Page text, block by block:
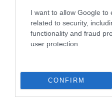
I want to allow Google to
related to security,
functionality and fraud
user protection.
CONFIRM
Τέλος στην
σετ για άνδρες &
βότανα – Τώρα με